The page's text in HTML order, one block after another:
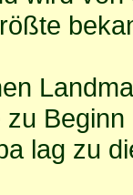
lag zu